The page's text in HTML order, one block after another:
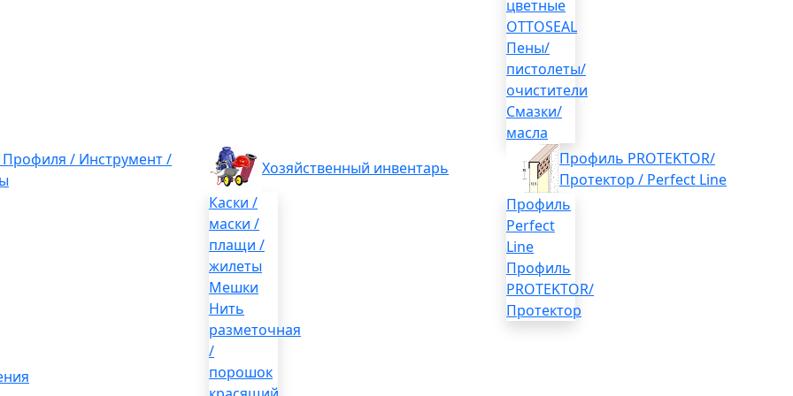
цветные
OTTOSEAL
Пены/
пистолеты/
очистители
Смазки/
масла
Профиля / Инструмент /
Хозяйственный инвентарь
Каски /
маски /
плащи /
жилеты
Мешки
Нить
разметочная
/
порошок
Профиль PROTEKTOR/
Протектор / Perfect Line
Профиль
Perfect
Line
Профиль
PROTEKTOR/
Протектор